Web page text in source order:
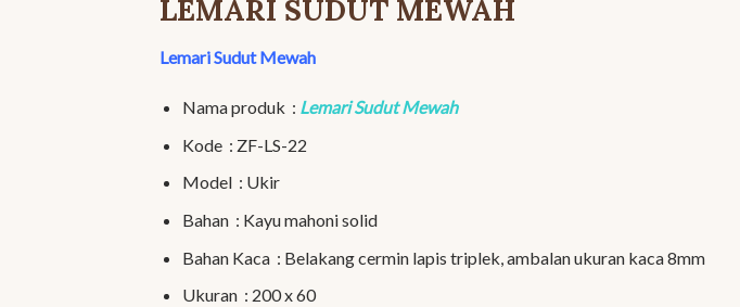
LEMARI SUDUT MEWAH
Lemari Sudut Mewah
Nama produk : Lemari Sudut Mewah
Kode : ZF-LS-22
Model : Ukir
Bahan : Kayu mahoni solid
Bahan Kaca : Belakang cermin lapis triplek, ambalan ukuran kaca 8mm
Ukuran : 200 x 60